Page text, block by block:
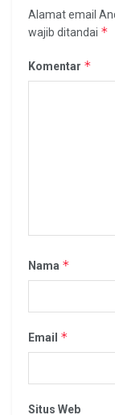
Alamat email
wajib ditandai *
Komentar *
Nama *
Email *
Situs Web